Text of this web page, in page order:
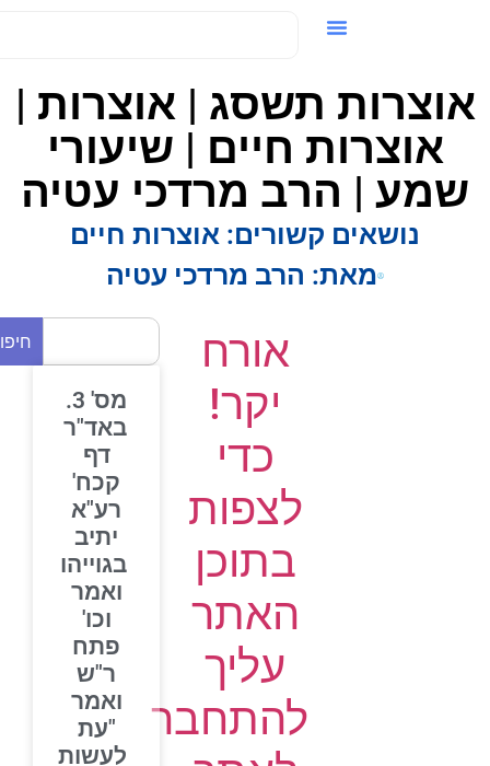
תשסג | אוצרות |
אוצרות חיים | שיעורי
| הרב מרדכי עטיה
נושאים קשורים: אוצרות חיים
מאת:הרב מרדכי עטיה
אורח
יקר!
כדי
לצפות
בתוכן
האתר
עליך
להתחבר
חיפוש
מס' 3.
באד"ר
דף
קכח'
רע"א
יתיב
בגוייהו
ואמר
וכו'
פתח
ר"ש
ואמר
"עת
לעשות